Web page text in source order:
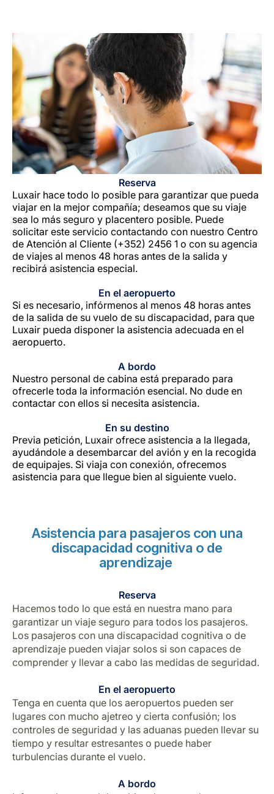
Reserva
Luxair hace todo lo posible para garantizar que pueda
viajar en la mejor compañía; deseamos que su viaje
sea lo más seguro y placentero posible. Puede
solicitar este servicio contactando con nuestro Centro
de Atención al Cliente (+352) 2456 1 o con su agencia
de viajes al menos 48 horas antes de la salida y
recibirá asistencia especial.
En el aeropuerto
Si es necesario, infórmenos al menos 48 horas antes
de la salida de su vuelo de su discapacidad, para que
Luxair pueda disponer la asistencia adecuada en el
aeropuerto.
A bordo
Nuestro personal de cabina está preparado para
ofrecerle toda la información esencial. No dude en
contactar con ellos si necesita asistencia.
En su destino
Previa petición, Luxair ofrece asistencia a la llegada,
ayudándole a desembarcar del avión y en la recogida
de equipajes. Si viaja con conexión, ofrecemos
asistencia para que llegue bien al siguiente vuelo.
Asistencia para pasajeros con una
discapacidad cognitiva o de
aprendizaje
Reserva
Hacemos todo lo que está en nuestra mano para
garantizar un viaje seguro para todos los pasajeros.
Los pasajeros con una discapacidad cognitiva o de
aprendizaje pueden viajar solos si son capaces de
comprender y llevar a cabo las medidas de seguridad.
En el aeropuerto
Tenga en cuenta que los aeropuertos pueden ser
lugares con mucho ajetreo y cierta confusión; los
controles de seguridad y las aduanas pueden llevar su
tiempo y resultar estresantes o puede haber
turbulencias durante el vuelo.
A bordo